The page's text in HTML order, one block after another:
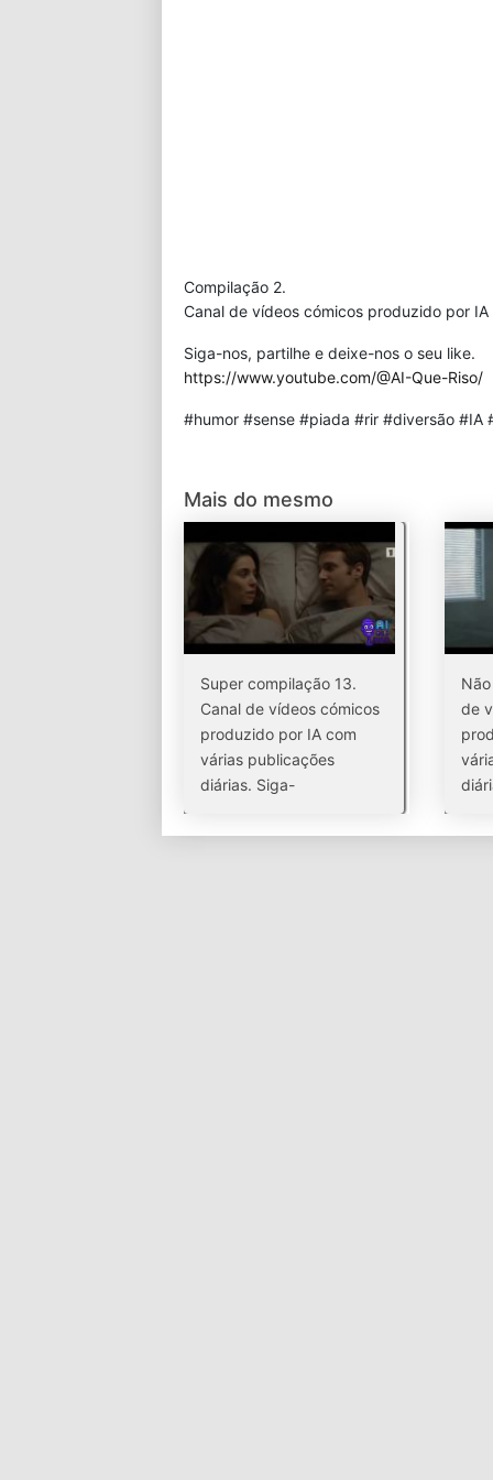
Compilação 2.
Canal de vídeos cómicos produzido por
Siga-nos, partilhe e deixe-nos o seu like.
https://www.youtube.com/@AI-Que-Riso/
#humor #sense #piada #rir #diversão #IA
Mais do mesmo
Super compilação 13.
Canal de vídeos cómicos
produzido por IA com
várias publicações
diárias. Siga-
de